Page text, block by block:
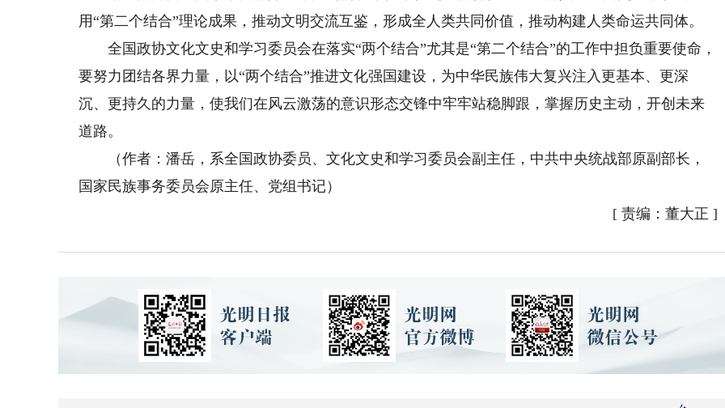
用“第二个结合”理论成果，推动文明交流互鉴，形成全人类共同价值，推动构建人类命运共同体。
全国政协文化文史和学习委员会在落实“两个结合”尤其是“第二个结合”的工作中担负重要使命，
要努力团结各界力量，以“两个结合”推进文化强国建设，为中华民族伟大复兴注入更基本、更深
沉、更持久的力量，使我们在风云激荡的意识形态交锋中牢牢站稳脚跟，掌握历史主动，开创未来
道路。
（作者：潘岳，系全国政协委员、文化文史和学习委员会副主任，中共中央统战部原副部长，
国家民族事务委员会原主任、党组书记）
[ 责编：董大正 ]